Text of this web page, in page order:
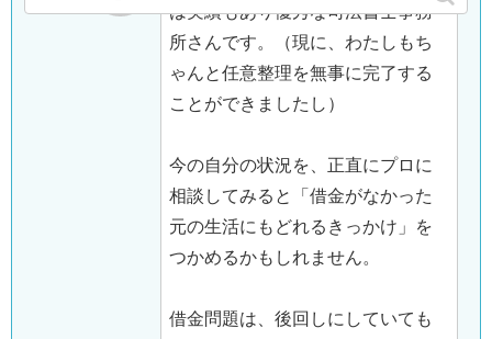
は実績もあり優秀な司法書士事務
所さんです。（現に、わたしもち
ゃんと任意整理を無事に完了する
ことができましたし）
今の自分の状況を、正直にプロに
相談してみると「借金がなかった
元の生活にもどれるきっかけ」を
つかめるかもしれません。
借金問題は、後回しにしていても